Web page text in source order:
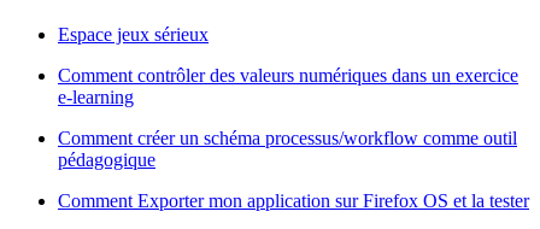
Espace jeux sérieux
Comment contrôler des valeurs numériques dans un exercice
e-learning
Comment créer un schéma processus/workflow comme outil
pédagogique
Comment Exporter mon application sur Firefox OS et la tester